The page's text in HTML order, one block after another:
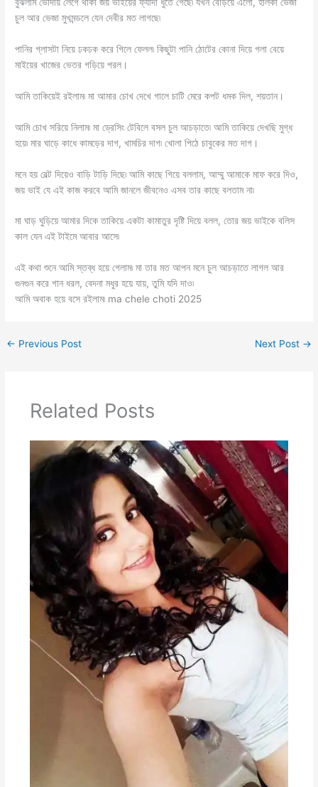
চুল আর ভেজা মুখমন্ডলে যেন দেবীর মত লাগছে৷
পানির গ্লাসটা নিয়ে ঢকঢক করে গিলে ফেলল৷ কিছুটা পানি ঠোটের কোনা দিয়ে গলা বেয়ে
মাইয়ের খাজের ভেতর গড়িয়ে পরল।
আমি তাকিয়েই রইলাম৷ মা আমার চোখ দেখে গালে চাটি মেরে কপট ধমক দিল, শয়তান।
আমি চোখ সরিয়ে নিলাম৷ মা ড্রেসিং টেবিলে বসল চুল আচড়াতে৷ আমি তাকিয়ে দেখছি মুগ্ধ
হয়ে৷ মার ঘাড়ে কাধে কামড়ের দাগ, খামচির দাগ৷ খোলা পিঠে চাবুকের মত দাগ।
মনে হয় বেল্ট দিয়েও বাড়ি টাড়ি দিছে৷ আমি কাছে গিয়ে বললাম, আম্মু আমাকে মাফ করে দিও,
জয় ভাই যে এই কাজ করবে আমি জানলে জীবনেও এসব তার কাছে বলতাম না৷
মা ঘাড় ঘুড়িয়ে আমার দিকে তাকিয়ে একটা কামাতুর দৃষ্টি দিয়ে বলল, তোর জয় ভাইকে বলিস
কাল যেন এই টাইমে আবার আসে৷
এই কথা শুনে আমি স্তব্ধ হয়ে গেলাম৷ মা তার মত আপন মনে চুল আচড়াতে লাগল আর
গুনগুন করে গান ধরল, বেদনা মধুর হয়ে যায়, তুমি যদি দাও৷
আমি অবাক হয়ে বসে রইলাম৷ ma chele choti 2025
← Previous Post Next Post →
Related Posts